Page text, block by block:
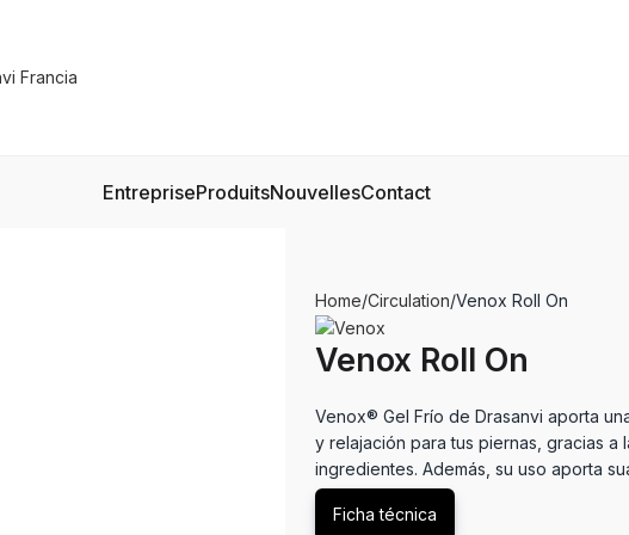
EntrepriseProduitsNouvellesContact
Home Circulation Venox Roll On
Venox Roll On
Venox® Gel Frío de Drasanvi aporta
y relajación para tus piernas, gracias a
ingredientes. Además, su uso aporta
Ficha técnica